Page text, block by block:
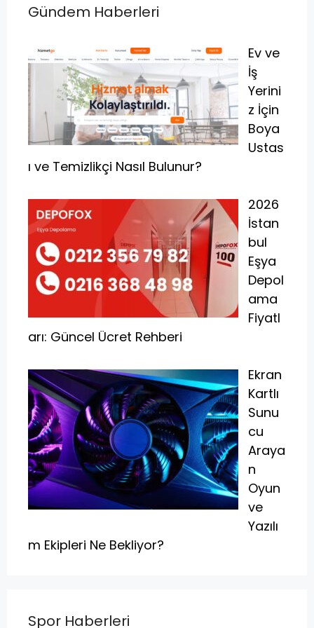
Gündem Haberleri
Ev ve
İş
Yerini
z İçin
Boya
Ustas
ı ve Temizlikçi Nasıl Bulunur?
2026
İstan
bul
Eşya
Depol
ama
Fiyatl
arı: Güncel Ücret Rehberi
Ekran
Kartlı
Sunu
cu
Araya
n
Oyun
ve
Yazılı
m Ekipleri Ne Bekliyor?
Spor Haberleri